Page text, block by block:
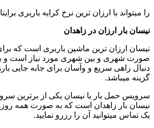
را میتواند با ارزان ترین نرخ کرایه باربری
نیسان بار ارزان در زاهدان
نیسان ارزان ترین ماشین باربری است که
صورت شهری و بین شهری مورد نیاز است و
دنبال راهی سریع و وآسان برای جابه جایی
گزینه میباشد.
سرویس حمل بار با نیسان یکی از برترین
نیسان بار زاهدان است که به صورت همه روزه
یک تماس میتوانید آن را رزرو نمایید.